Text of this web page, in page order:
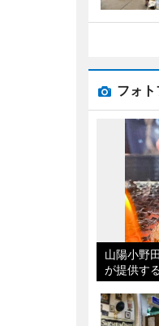
フォ
山陽小野
が提供す